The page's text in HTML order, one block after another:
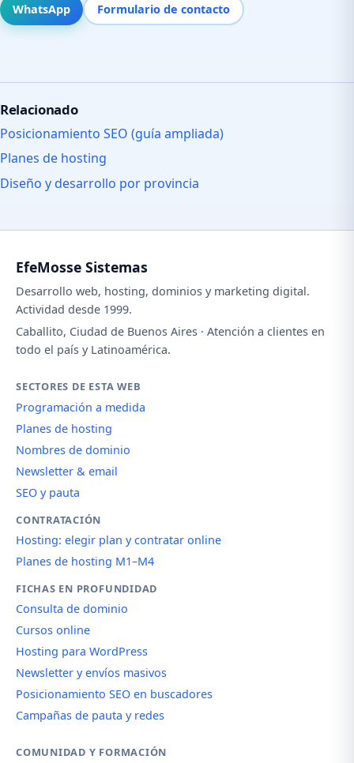
WhatsApp Formulario de contacto
Relacionado
Posicionamiento SEO (guía ampliada)
Planes de hosting
Diseño y desarrollo por provincia
EfeMosse Sistemas
Desarrollo web, hosting, dominios y marketing digital.
Actividad desde 1999.
Caballito, Ciudad de Buenos Aires · Atención a clientes en
todo el país y Latinoamérica.
SECTORES DE ESTA WEB
Programación a medida
Planes de hosting
Nombres de dominio
Newsletter & email
SEO y pauta
CONTRATACIÓN
Hosting: elegir plan y contratar online
Planes de hosting M1–M4
FICHAS EN PROFUNDIDAD
Consulta de dominio
Cursos online
Hosting para WordPress
Newsletter y envíos masivos
Posicionamiento SEO en buscadores
Campañas de pauta y redes
COMUNIDAD Y FORMACIÓN